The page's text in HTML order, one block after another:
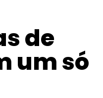
de
um só